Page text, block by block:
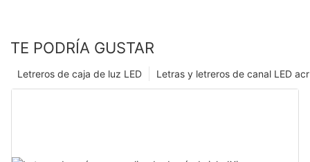
TE PODRÍA GUSTAR
Letras y letreros de canal LED
Letreros de caja de luz LED